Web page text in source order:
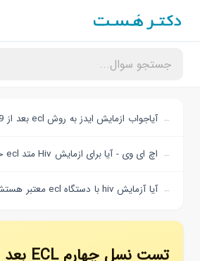
آیاجواب ازمایش ایدز به روش ecl بعد از 9 ماه درست است؟
اچ ای وی - آیا برای ازمایش Hiv متد ecl خیلی با الایزا فرق میکند؟
آیا آزمایش hiv با دستگاه ecl معتبر هستش؟
تست نسل چهارم ECL بعد 42 روز نتیجه نهایی